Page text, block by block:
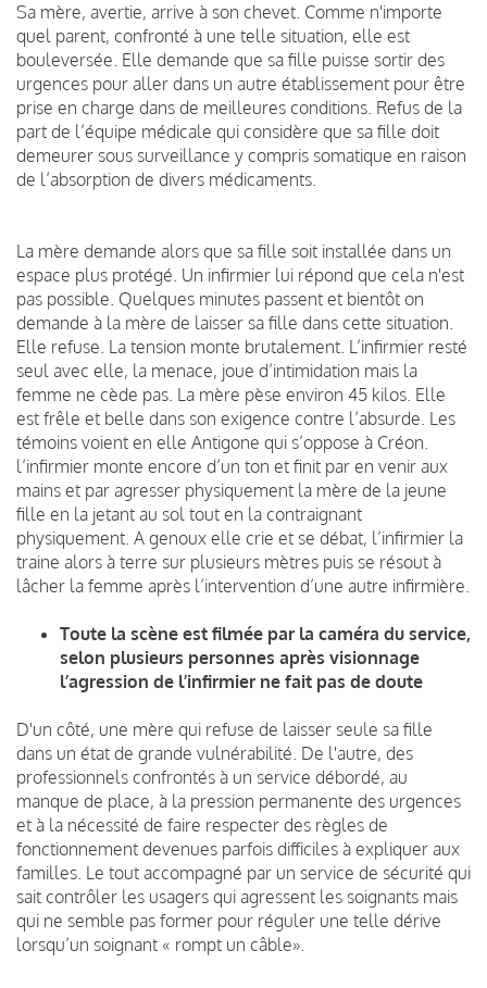
Sa mère, avertie, arrive à son chevet. Comme n'importe
quel parent, confronté à une telle situation, elle est
bouleversée. Elle demande que sa fille puisse sortir des
urgences pour aller dans un autre établissement pour être
prise en charge dans de meilleures conditions. Refus de la
part de l’équipe médicale qui considère que sa fille doit
demeurer sous surveillance y compris somatique en raison
de l’absorption de divers médicaments.
La mère demande alors que sa fille soit installée dans un
espace plus protégé. Un infirmier lui répond que cela n'est
pas possible. Quelques minutes passent et bientôt on
demande à la mère de laisser sa fille dans cette situation.
Elle refuse. La tension monte brutalement. L’infirmier resté
seul avec elle, la menace, joue d’intimidation mais la
femme ne cède pas. La mère pèse environ 45 kilos. Elle
est frêle et belle dans son exigence contre l’absurde. Les
témoins voient en elle Antigone qui s’oppose à Créon.
l’infirmier monte encore d’un ton et finit par en venir aux
mains et par agresser physiquement la mère de la jeune
fille en la jetant au sol tout en la contraignant
physiquement. A genoux elle crie et se débat, l’infirmier la
traine alors à terre sur plusieurs mètres puis se résout à
lâcher la femme après l’intervention d’une autre infirmière.
Toute la scène est filmée par la caméra du service,
selon plusieurs personnes après visionnage
l’agression de l’infirmier ne fait pas de doute
D'un côté, une mère qui refuse de laisser seule sa fille
dans un état de grande vulnérabilité. De l'autre, des
professionnels confrontés à un service débordé, au
manque de place, à la pression permanente des urgences
et à la nécessité de faire respecter des règles de
fonctionnement devenues parfois difficiles à expliquer aux
familles. Le tout accompagné par un service de sécurité qui
sait contrôler les usagers qui agressent les soignants mais
qui ne semble pas former pour réguler une telle dérive
lorsqu’un soignant « rompt un câble».